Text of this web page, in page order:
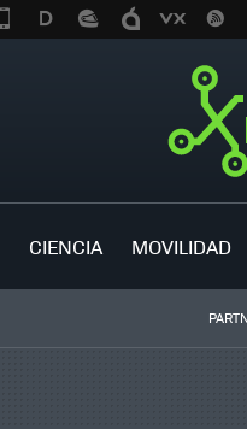
CIENCIA MOVILIDAD